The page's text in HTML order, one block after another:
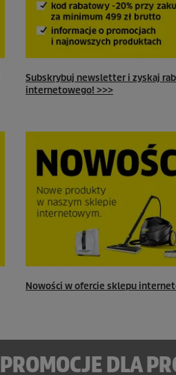
Subskrybuj newsletter i zyskaj
internetowego! >>>
Nowości w ofercie sklepu
PROMOCJE DLA